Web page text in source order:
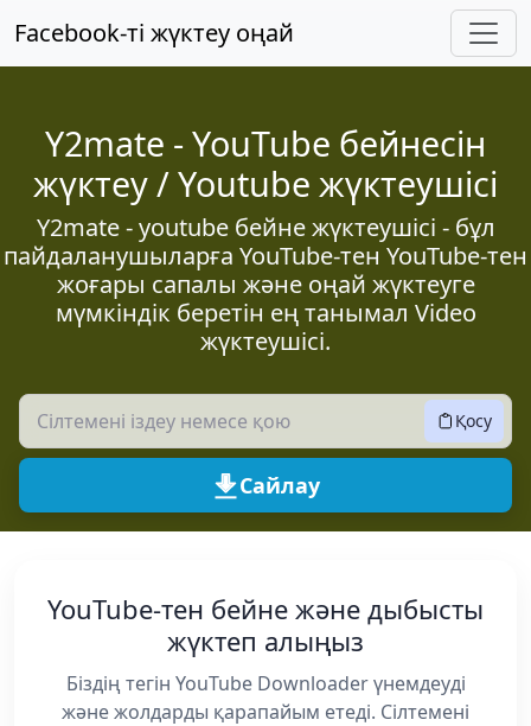
Facebook-ті жүктеу оңай
Y2mate - YouTube бейнесін
жүктеу / Youtube жүктеушісі
Y2mate - youtube бейне жүктеушісі - бұл
пайдаланушыларға YouTube-тен YouTube-тен
жоғары сапалы және оңай жүктеуге
мүмкіндік беретін ең танымал Video
жүктеушісі.
Қосу
Сайлау
YouTube-тен бейне және дыбысты
жүктеп алыңыз
Біздің тегін YouTube Downloader үнемдеуді
және жолдарды қарапайым етеді. Сілтемені